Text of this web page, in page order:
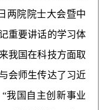
两院院士大会暨中
重要讲话的学习体
我国在科技方面取
会师生传达了习近
我国自主创新事业